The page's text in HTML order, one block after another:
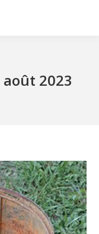
août 2023